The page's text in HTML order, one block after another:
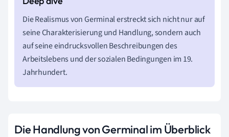
Die Realismus von Germinal erstreckt sich nicht nur auf
seine Charakterisierung und Handlung, sondern auch
auf seine eindrucksvollen Beschreibungen des
Arbeitslebens und der sozialen Bedingungen im 19.
Jahrhundert.
Die Handlung von Germinal im Überblick